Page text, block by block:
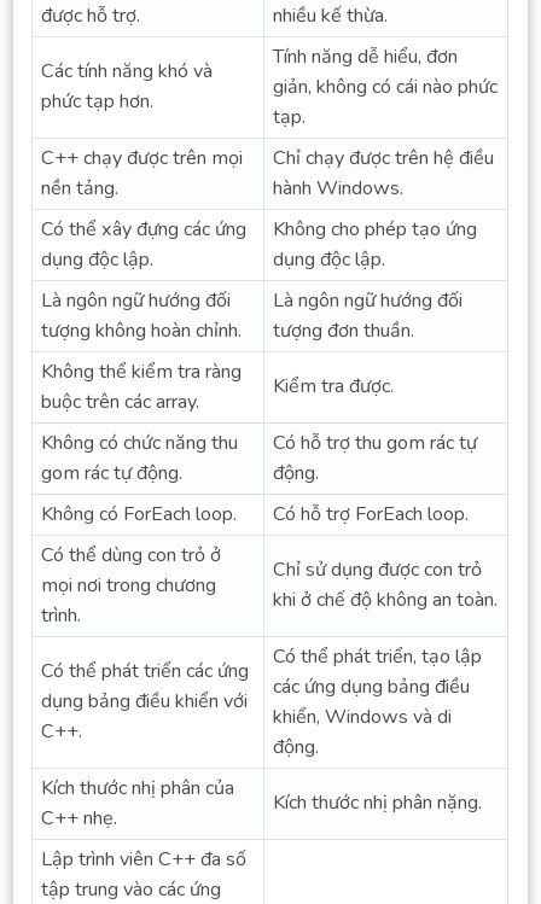
được hỗ trợ.
nhiều kế thừa.
Các tính năng khó và
phức tạp hơn.
Tính năng dễ hiểu, đơn
giản, không có cái nào phức
tạp.
C++ chạy được trên mọi
nền tảng.
Chỉ chạy được trên hệ điều
hành Windows.
Có thể xây đựng các ứng
dụng độc lập.
Không cho phép tạo ứng
dụng độc lập.
Là ngôn ngữ hướng đối
tượng không hoàn chỉnh.
Là ngôn ngữ hướng đối
tượng đơn thuần.
Không thể kiểm tra ràng
buộc trên các array.
Kiểm tra được.
Không có chức năng thu
gom rác tự động.
Có hỗ trợ thu gom rác tự
động.
Không có ForEach loop.
Có hỗ trợ ForEach loop.
Có thể dùng con trỏ ở
mọi nơi trong chương
trình.
Chỉ sử dụng được con trỏ
khi ở chế độ không an toàn.
Có thể phát triển các ứng
dụng bảng điều khiển với
C++.
Có thể phát triển, tạo lập
các ứng dụng bảng điều
khiển, Windows và di
động.
Kích thước nhị phân của
C++ nhẹ.
Kích thước nhị phân nặng.
Lập trình viên C++ đa số
tập trung vào các ứng